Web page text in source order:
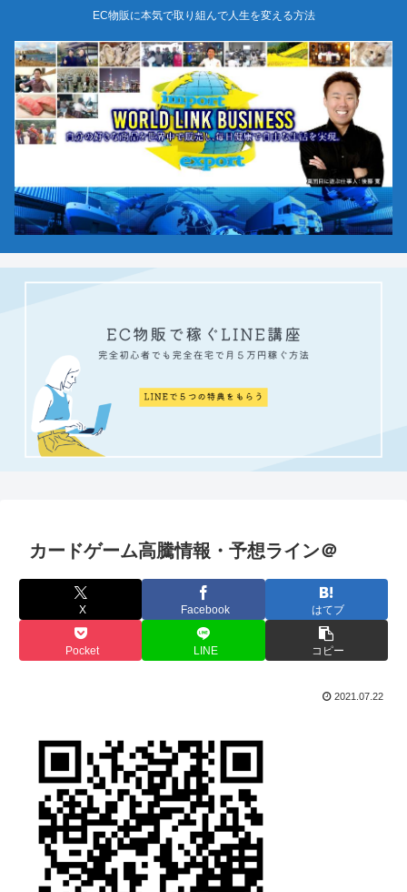
EC物販に本気で取り組んで人生を変える方法
カードゲーム高騰情報・予想ライン＠
X Facebook はてブ
Pocket LINE コピー
2021.07.22